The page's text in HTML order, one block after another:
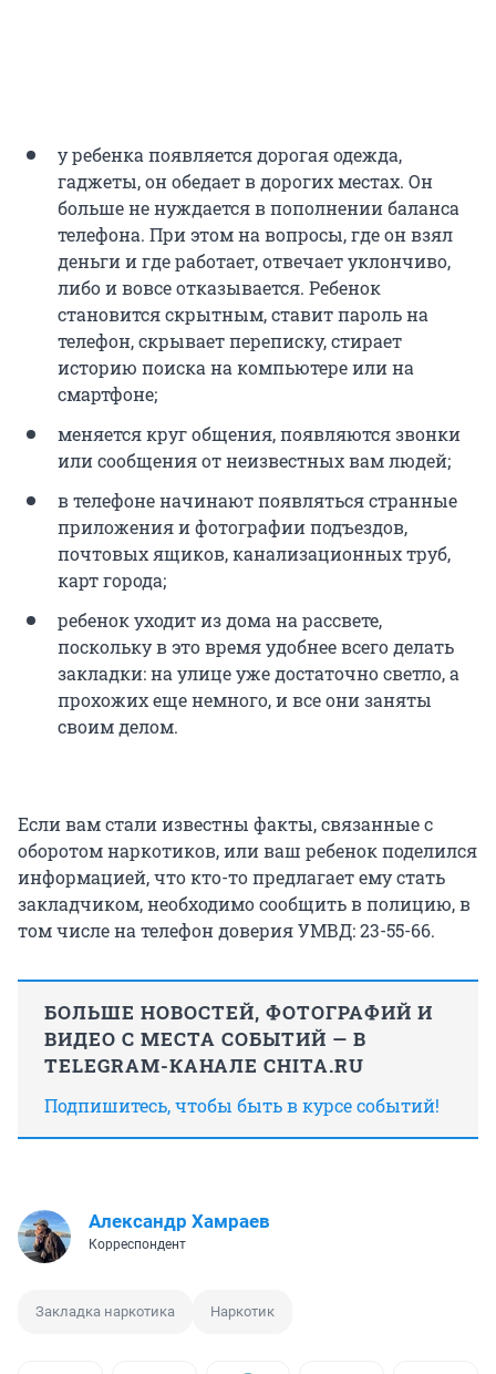
у ребенка появляется дорогая одежда,
гаджеты, он обедает в дорогих местах. Он
больше не нуждается в пополнении баланса
телефона. При этом на вопросы, где он взял
деньги и где работает, отвечает уклончиво,
либо и вовсе отказывается. Ребенок
становится скрытным, ставит пароль на
телефон, скрывает переписку, стирает
историю поиска на компьютере или на
смартфоне;
меняется круг общения, появляются звонки
или сообщения от неизвестных вам людей;
в телефоне начинают появляться странные
приложения и фотографии подъездов,
почтовых ящиков, канализационных труб,
карт города;
ребенок уходит из дома на рассвете,
поскольку в это время удобнее всего делать
закладки: на улице уже достаточно светло, а
прохожих еще немного, и все они заняты
своим делом.
Если вам стали известны факты, связанные с
оборотом наркотиков, или ваш ребенок поделился
информацией, что кто-то предлагает ему стать
закладчиком, необходимо сообщить в полицию, в
том числе на телефон доверия УМВД: 23-55-66.
БОЛЬШЕ НОВОСТЕЙ, ФОТОГРАФИЙ И
ВИДЕО С МЕСТА СОБЫТИЙ — В
TELEGRAM-КАНАЛЕ CHITA.RU
Подпишитесь, чтобы быть в курсе событий!
Александр Хамраев
Корреспондент
Закладка наркотика Наркотик